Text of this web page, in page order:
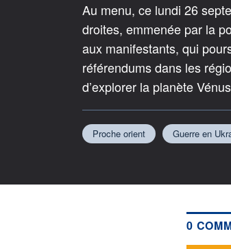
Au menu, ce lundi 26
droites, emmenée par la
aux manifestants, qui
référendums dans les
d’explorer la planète
Proche orient Guerre en
0